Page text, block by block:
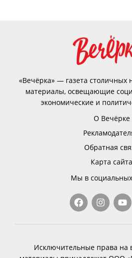
«Вечёрка» — газета столичных
материалы, освещающие
экономические и
О Вечёрке
Обратная
Карта сайта
Мы в социальных
Исключительные права на